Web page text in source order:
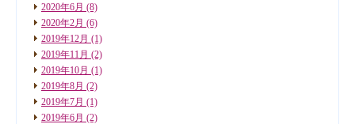
2020年6月 (8)
2020年2月 (6)
2019年12月 (1)
2019年11月 (2)
2019年10月 (1)
2019年8月 (2)
2019年7月 (1)
2019年6月 (2)